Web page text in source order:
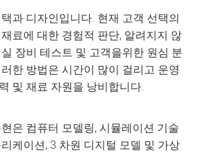
과 디자인입니다. 현재 고객 선택의
료에 대한 경험적 판단, 알려지지 않
장비 테스트 및 고객을위한 원심 분
한 방법은 시간이 많이 걸리고 운영
및 재료 자원을 낭비합니다.
은 컴퓨터 모델링, 시뮬레이션 기술
케이션, 3 차원 디지털 모델 및 가상